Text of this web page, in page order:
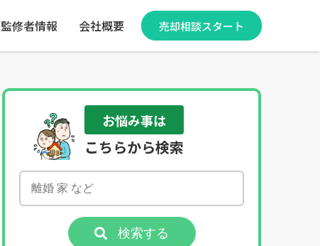
監修者情報 会社概要 売却相談スタート
お悩み事は
こちらから検索
検索する